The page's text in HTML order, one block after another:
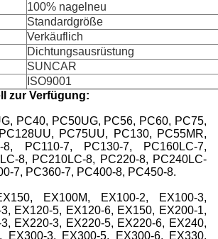
100% nagelneu
Standardgröße
Verkäuflich
Dichtungsausrüstung
SUNCAR
ISO9001
zur Verfügung:
PC40, PC50UG, PC56, PC60, PC75,
PC75UU, PC130, PC55MR,
8, PC110-7, PC130-7, PC160LC-7,
8, PC210LC-8, PC220-8, PC240LC-
7, PC360-7, PC400-8, PC450-8.
EX100M, EX100-2, EX100-3,
EX120-5, EX120-6, EX150, EX200-1,
EX220-3, EX220-5, EX220-6, EX240,
EX300-3, EX300-5, EX300-6, EX330,